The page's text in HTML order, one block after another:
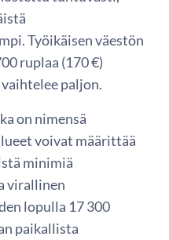
Työikäisen väestön
ruplaa (170 €)
paljon.
on nimensä
voivat määrittää
minimiä
virallinen
lopulla 17 300
paikallista